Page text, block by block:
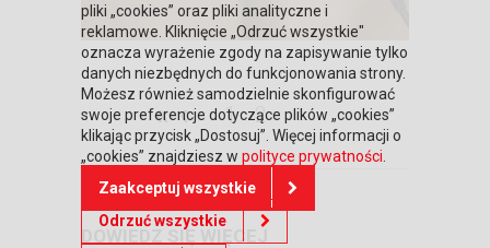
«‹ 1 2
DOWIEDZ SIĘ WIĘCEJ
pliki „cookies” oraz pliki analityczne i
reklamowe. Kliknięcie „Odrzuć wszystkie"
oznacza wyrażenie zgody na zapisywanie tylko
danych niezbędnych do funkcjonowania strony.
Możesz również samodzielnie skonfigurować
swoje preferencje dotyczące plików „cookies”
klikając przycisk „Dostosuj”. Więcej informacji o
„cookies” znajdziesz w polityce prywatności
Zaakceptuj wszystkie
Odrzuć wszystkie